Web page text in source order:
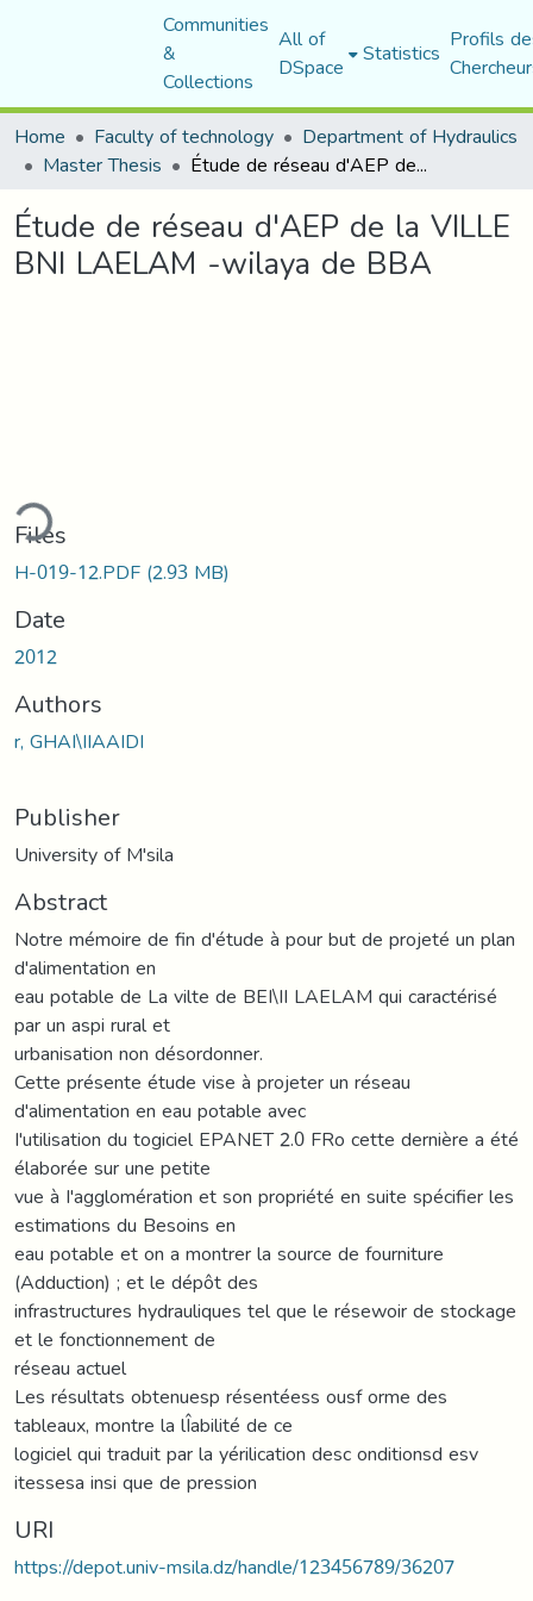
Communities
&
Collections
All of
DSpace Statistics Profils
Home
Faculty of technology Department of Hydraulics
Master Thesis Étude de réseau d'AEP de la VILLE BNI LAELAM -wilaya de BBA
Étude de réseau d'AEP de la VILLE
BNI LAELAM -wilaya de BBA
Files
H-019-12.PDF(2.93 MB)
Date
2012
Authors
r, GHAI\IIAAIDI
Publisher
University of M'sila
Abstract
Notre mémoire de fin d'étude à pour but de projeté un plan
d'alimentation en
eau potable de La vilte de BEI\II LAELAM qui caractérisé
par un aspi rural et
urbanisation non désordonner.
Cette présente étude vise à projeter un réseau
d'alimentation en eau potable avec
I'utilisation du togiciel EPANET 2.0 FRo cette dernière a été
élaborée sur une petite
vue à I'agglomération et son propriété en suite spécifier les
estimations du Besoins en
eau potable et on a montrer la source de fourniture
(Adduction) ; et le dépôt des
infrastructures hydrauliques tel que le résewoir de stockage
et le fonctionnement de
réseau actuel
Les résultats obtenuesp résentéess ousf orme des
tableaux, montre la lÎabilité de ce
logiciel qui traduit par la yérilication desc onditionsd esv
itessesa insi que de pression
URI
https://depot.univ-msila.dz/handle/123456789/36207